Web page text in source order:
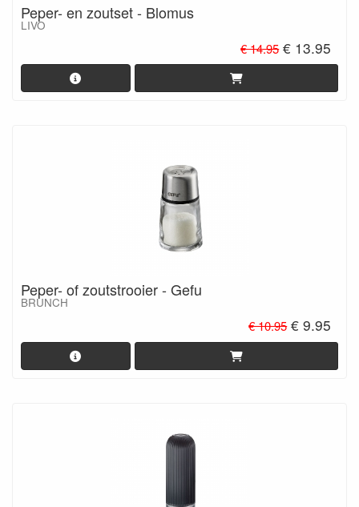
Peper- en zoutset - Blomus
LIVO
€ 14.95 € 13.95
Peper- of zoutstrooier - Gefu
BRUNCH
€ 10.95 € 9.95